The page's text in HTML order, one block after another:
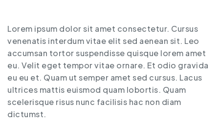
Lorem ipsum dolor sit amet consectetur. Cursus
venenatis interdum vitae elit sed aenean sit. Leo
accumsan tortor suspendisse quisque lorem amet
eu. Velit eget tempor vitae ornare. Et odio gravida
eu eu et. Quam ut semper amet sed cursus. Lacus
ultrices mattis euismod quam lobortis. Quam
scelerisque risus nunc facilisis hac non diam
dictumst.